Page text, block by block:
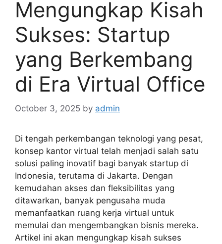
Mengungkap Kisah
Sukses: Startup
yang Berkembang
di Era Virtual Office
October 3, 2025 by admin
Di tengah perkembangan teknologi yang pesat,
konsep kantor virtual telah menjadi salah satu
solusi paling inovatif bagi banyak startup di
Indonesia, terutama di Jakarta. Dengan
kemudahan akses dan fleksibilitas yang
ditawarkan, banyak pengusaha muda
memanfaatkan ruang kerja virtual untuk
memulai dan mengembangkan bisnis mereka.
Artikel ini akan mengungkap kisah sukses